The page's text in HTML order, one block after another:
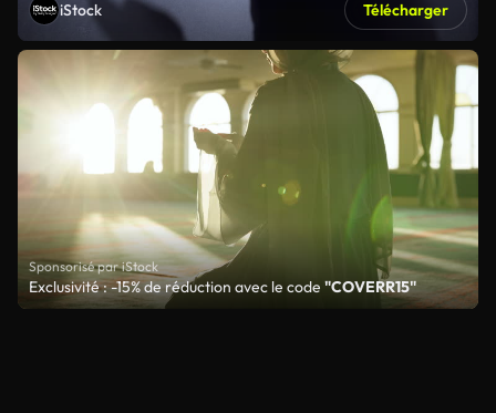
iStock Télécharger
Sponsorisé par iStock
Exclusivité : -15% de réduction avec le code "COVERR15"